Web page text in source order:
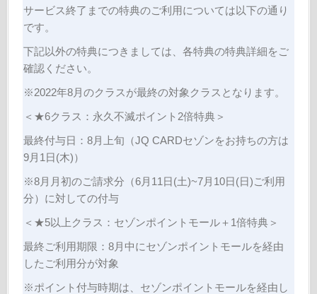
サービス終了までの特典のご利用については以下の通り
です。
下記以外の特典につきましては、各特典の特典詳細をご
確認ください。
※2022年8月のクラスが最終の対象クラスとなります。
＜★6クラス：永久不滅ポイント2倍特典＞
最終付与日：8月上旬（JQ CARDセゾンをお持ちの方は
9月1日(木)）
※8月月初のご請求分（6月11日(土)~7月10日(日)ご利用
分）に対しての付与
＜★5以上クラス：セゾンポイントモール＋1倍特典＞
最終ご利用期限：8月中にセゾンポイントモールを経由
したご利用分が対象
※ポイント付与時期は、セゾンポイントモールを経由し